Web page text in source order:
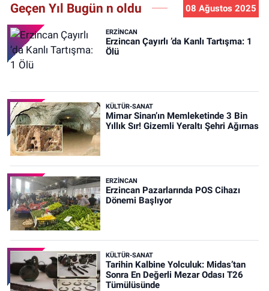
Geçen Yıl Bugün n oldu 08 Ağustos 2025
ERZINCAN
Erzincan Çayırlı ’da Kanlı Tartışma: 1
Ölü
KÜLTÜR-SANAT
Mimar Sinan’ın Memleketinde 3 Bin
Yıllık Sır! Gizemli Yeraltı Şehri Ağırnas
ERZINCAN
Erzincan Pazarlarında POS Cihazı
Dönemi Başlıyor
KÜLTÜR-SANAT
Tarihin Kalbine Yolculuk: Midas’tan
Sonra En Değerli Mezar Odası T26
Tümülüsünde